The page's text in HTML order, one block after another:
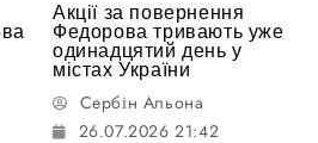
Акції за повернення
Федорова тривають уже
одинадцятий день у
містах України
Сербін Альона
26.07.2026 21:42